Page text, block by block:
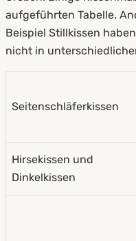
aufgeführten Tabelle.
Beispiel Stillkissen
nicht in
Seitenschläferkissen
Hirsekissen und
Dinkelkissen